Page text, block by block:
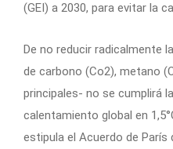
(GEI) a 2030, para evitar la
De no reducir radicalmente
de carbono (Co2), metano
principales- no se cumplirá
calentamiento global en
estipula el Acuerdo de París